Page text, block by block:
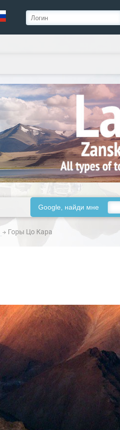
Google, найди мне
Горы Цо Кара